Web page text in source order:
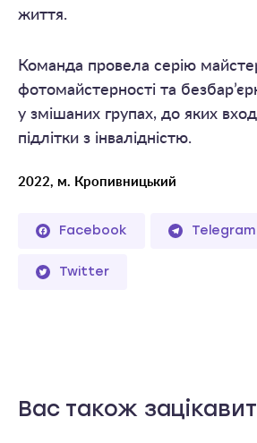
життя.
Команда провела серію
фотомайстерності та
у змішаних групах, до яких
підлітки з інвалідністю.
2022, м. Кропивницький
Facebook Telegram
Twitter
Вас також